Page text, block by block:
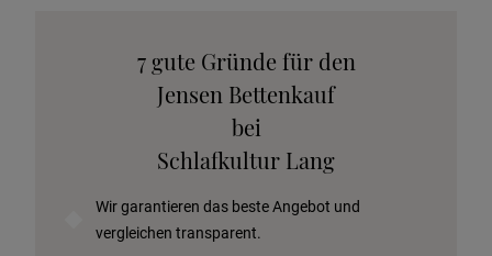
Stoffkollektion anfordern
Telefonische Beratung anfordern
Angebot anfordern
Probeschlafen im Hotel
7 gute Gründe für den
Jensen Bettenkauf
bei
Schlafkultur Lang
Wir garantieren das beste Angebot und
vergleichen transparent.